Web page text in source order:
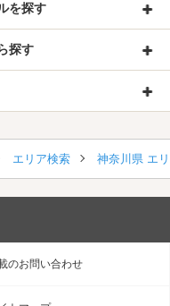
を探す
探す
エリア検索 神奈川県 エ
のお問い合わせ